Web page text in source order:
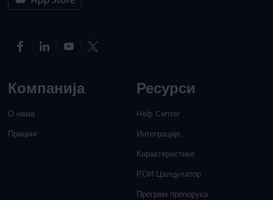
Компанија
О нама
Прицинг
Ресурси
Help Center
Интеграције
Карактеристике
РОИ Цалцулатор
Програм препорука